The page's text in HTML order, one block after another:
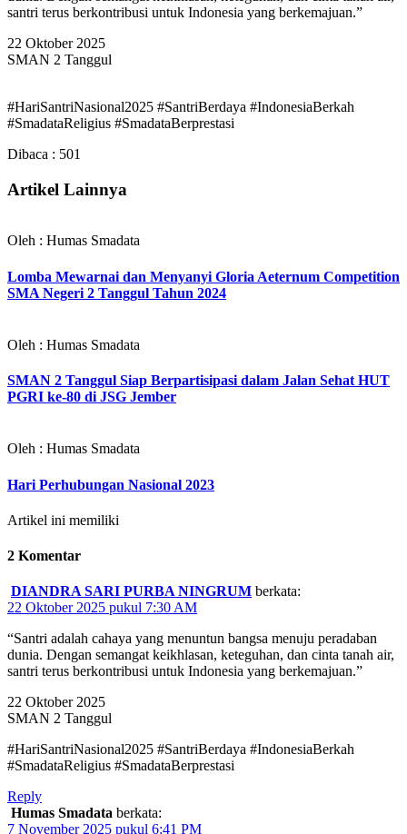
santri terus berkontribusi untuk Indonesia yang berkemajuan.”
22 Oktober 2025
SMAN 2 Tanggul
#HariSantriNasional2025 #SantriBerdaya #IndonesiaBerkah
#SmadataReligius #SmadataBerprestasi
Dibaca : 501
Artikel Lainnya
Oleh : Humas Smadata
Lomba Mewarnai dan Menyanyi Gloria Aeternum Competition
SMA Negeri 2 Tanggul Tahun 2024
Oleh : Humas Smadata
SMAN 2 Tanggul Siap Berpartisipasi dalam Jalan Sehat HUT
PGRI ke-80 di JSG Jember
Oleh : Humas Smadata
Hari Perhubungan Nasional 2023
Artikel ini memiliki
2 Komentar
DIANDRA SARI PURBA NINGRUM berkata:
22 Oktober 2025 pukul 7:30 AM
“Santri adalah cahaya yang menuntun bangsa menuju peradaban
dunia. Dengan semangat keikhlasan, keteguhan, dan cinta tanah air,
santri terus berkontribusi untuk Indonesia yang berkemajuan.”
22 Oktober 2025
SMAN 2 Tanggul
#HariSantriNasional2025 #SantriBerdaya #IndonesiaBerkah
#SmadataReligius #SmadataBerprestasi
Reply
Humas Smadata berkata:
7 November 2025 pukul 6:41 PM